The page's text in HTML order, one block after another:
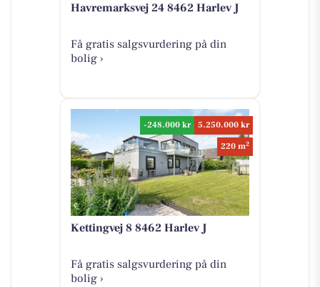
Havremarksvej 24 8462 Harlev J
Få gratis salgsvurdering på din
bolig ›
-248.000 kr
5.250.000 kr
220 m2
Kettingvej 8 8462 Harlev J
Få gratis salgsvurdering på din
bolig ›